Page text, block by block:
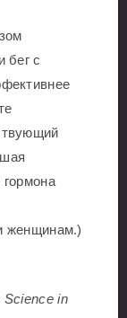
бег с
женщинам.)
Science in